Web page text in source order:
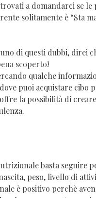
a domandarci se
solitamente è “Sta
uno di questi dubbi,
scoperto!
qualche
puoi acquistare cibo
la possibilità di
basta seguire
peso, livello di
è positivo perchè